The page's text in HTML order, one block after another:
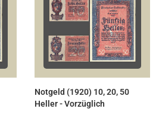
Notgeld (1920) 10, 20, 50
Heller - Vorzüglich